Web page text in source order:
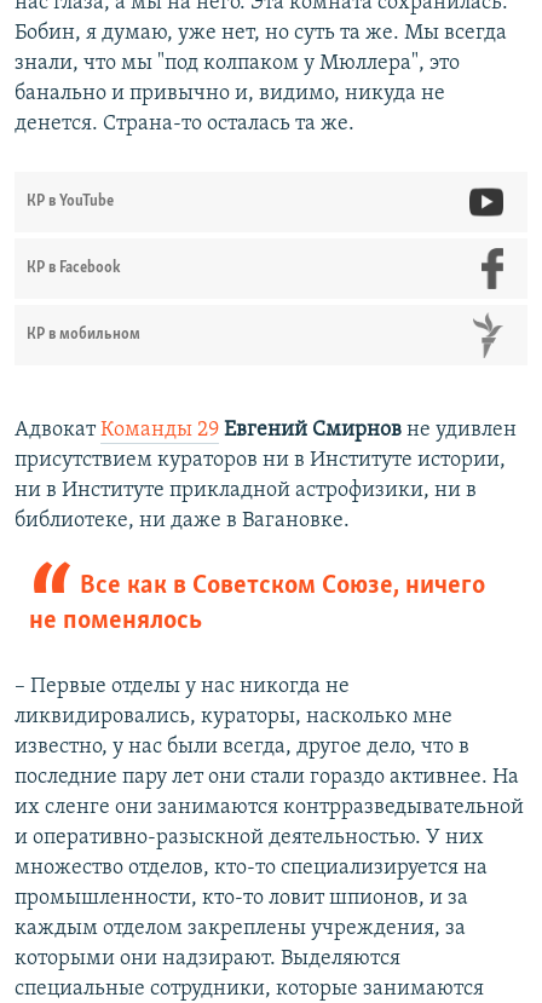
Бобин, я думаю, уже нет, но суть та же. Мы всегда
знали, что мы "под колпаком у Мюллера", это
банально и привычно и, видимо, никуда не
денется. Страна-то осталась та же.
КР в YouTube
КР в Facebook
КР в мобильном
АдвокатКоманды 29 Евгений Смирнов не удивлен
присутствием кураторов ни в Институте истории,
ни в Институте прикладной астрофизики, ни в
библиотеке, ни даже в Вагановке.
Все как в Советском Союзе, ничего
не поменялось
– Первые отделы у нас никогда не
ликвидировались, кураторы, насколько мне
известно, у нас были всегда, другое дело, что в
последние пару лет они стали гораздо активнее. На
их сленге они занимаются контрразведывательной
и оперативно-разыскной деятельностью. У них
множество отделов, кто-то специализируется на
промышленности, кто-то ловит шпионов, и за
каждым отделом закреплены учреждения, за
которыми они надзирают. Выделяются
специальные сотрудники, которые занимаются